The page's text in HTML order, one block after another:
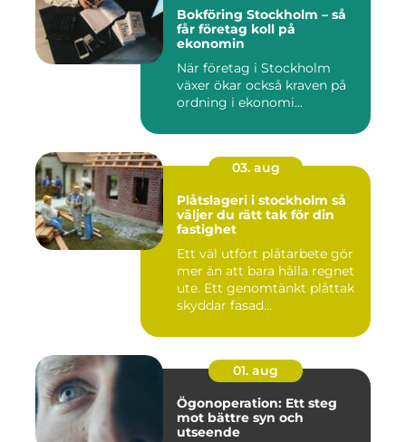
Bokföring Stockholm – så
får företag koll på
ekonomin
När företag i Stockholm
växer ökar också kraven på
ordning i ekonomi...
03. aug
Plåtslageri i stockholm så
väljer du rätt tak för din
fastighet
Ett väl utfört plåtarbete gör
mer än att bara hålla regnet
ute. Ett genomtänkt plåttak
skyddar fasad...
01. aug
Ögonoperation: Ett steg
mot bättre syn och
utseende